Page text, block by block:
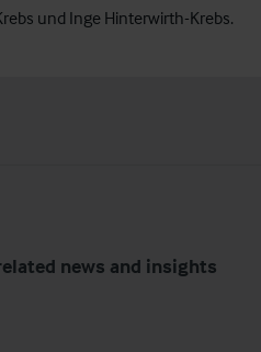
und Inge Hinterwirth-Krebs.
news and insights